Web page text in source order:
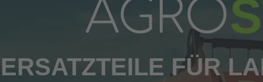
AGRO
ERSATZTEILE FÜR